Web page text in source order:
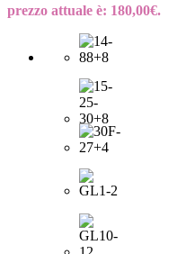
prezzo attuale è: 180,00€.